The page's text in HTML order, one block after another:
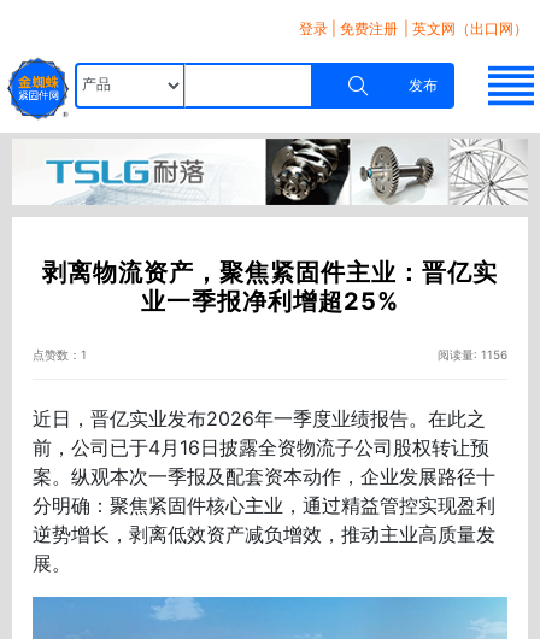
登录 免费注册 | 英文网（出口网）
发布
剥离物流资产，聚焦紧固件主业：晋亿实
业一季报净利增超25%
点赞数：1 阅读量: 1156
近日，晋亿实业发布2026年一季度业绩报告。在此之
前，公司已于4月16日披露全资物流子公司股权转让预
案。纵观本次一季报及配套资本动作，企业发展路径十
分明确：聚焦紧固件核心主业，通过精益管控实现盈利
逆势增长，剥离低效资产减负增效，推动主业高质量发
展。